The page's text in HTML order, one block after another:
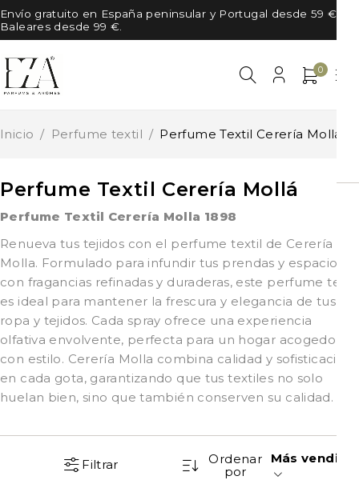
Envío gratuito en España peninsular y Portugal desde 59 €, en
Baleares desde 99 €.
0
Perfume Textil Cerería Mollá
Inicio / Perfume textil / Perfume Textil Cerería Mollá
Perfume Textil Cerería Molla 1898
Renueva tus tejidos con el perfume textil de Cerería
Molla. Formulado para infundir tus prendas y espacios
con fragancias refinadas y duraderas, este perfume textil
es ideal para mantener la frescura y elegancia de tus
ropa y tejidos. Cada spray ofrece una experiencia
olfativa envolvente, perfecta para un hogar acogedor y
con estilo. Cerería Molla combina calidad y sofisticación
en cada gota, garantizando que tus textiles no solo
huelan bien, sino que también conserven su calidad.
Filtrar
Ordenar
por
Más vendido